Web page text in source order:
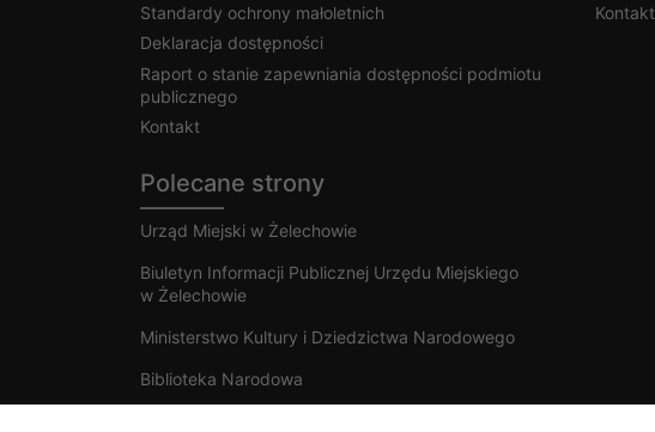
Standardy ochrony małoletnich
Deklaracja dostępności
Raport o stanie zapewniania dostępności podmiotu
publicznego
Kontakt
Polecane strony
Urząd Miejski w Żelechowie
Biuletyn Informacji Publicznej Urzędu Miejskiego
w Żelechowie
Ministerstwo Kultury i Dziedzictwa Narodowego
Biblioteka Narodowa
Kontakt